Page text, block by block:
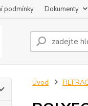
podmínky Dokumenty
Úvod